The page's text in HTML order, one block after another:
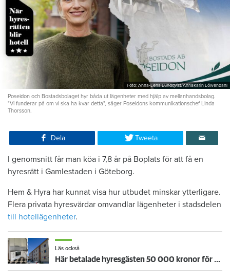
Foto: Anna-Lena Lundqvist/AnnaKarin Löwendahl
Poseidon och Bostadsbolaget hyr båda ut lägenheter med hjälp av mellanhandsbolag.
"Vi funderar på om vi ska ha kvar detta", säger Poseidons kommunikationschef Linda
Thorsson.
Dela Tweeta
I genomsnitt får man köa i 7,8 år på Boplats för att få en
hyresrätt i Gamlestaden i Göteborg.
Hem & Hyra har kunnat visa hur utbudet minskar ytterligare.
Flera privata hyresvärdar omvandlar lägenheter i stadsdelen
till hotellägenheter.
Läs också
Här betalade hyresgästen 50 000 kronor för mycket – värden åker dit igen